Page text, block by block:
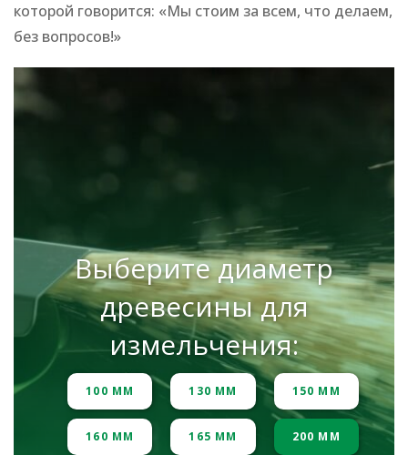
которой говорится: «Мы стоим за всем, что делаем,
без вопросов!»
Выберите диаметр
древесины для
измельчения:
100 ММ 130 ММ 150 ММ
160 ММ 165 ММ 200 ММ